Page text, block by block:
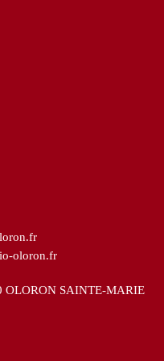
oloron.fr
OLORON SAINTE-MARIE